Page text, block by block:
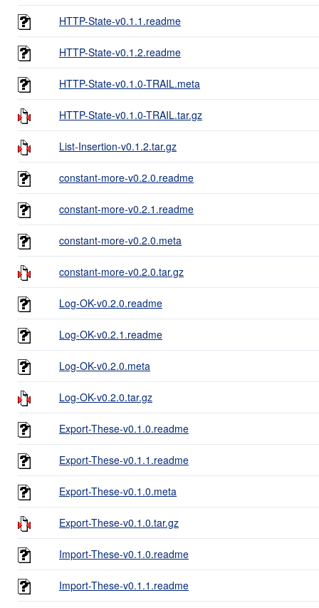
HTTP-State-v0.1.1.readme
HTTP-State-v0.1.2.readme
HTTP-State-v0.1.0-TRAIL.meta
HTTP-State-v0.1.0-TRAIL.tar.gz
List-Insertion-v0.1.2.tar.gz
constant-more-v0.2.0.readme
constant-more-v0.2.1.readme
constant-more-v0.2.0.meta
constant-more-v0.2.0.tar.gz
Log-OK-v0.2.0.readme
Log-OK-v0.2.1.readme
Log-OK-v0.2.0.meta
Log-OK-v0.2.0.tar.gz
Export-These-v0.1.0.readme
Export-These-v0.1.1.readme
Export-These-v0.1.0.meta
Export-These-v0.1.0.tar.gz
Import-These-v0.1.0.readme
Import-These-v0.1.1.readme